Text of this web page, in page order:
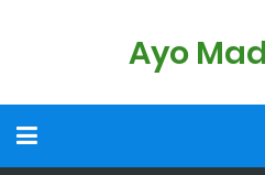
Ayo